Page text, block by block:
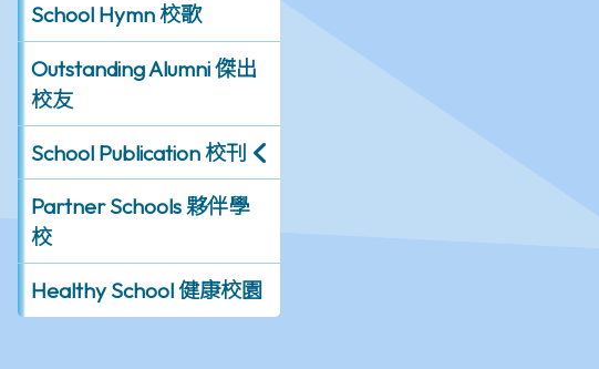
School Hymn 校歌
Outstanding Alumni 傑出
校友
School Publication 校刊
Partner Schools 夥伴學
校
Healthy School 健康校園